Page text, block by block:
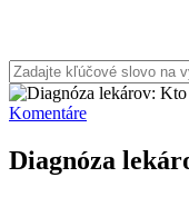
Komentáre
Diagnóza